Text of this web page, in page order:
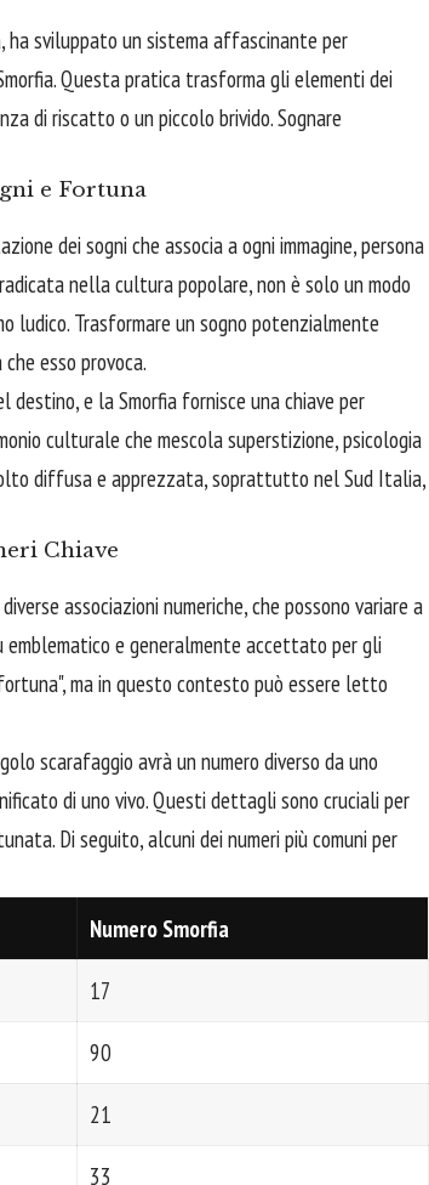
sviluppato un sistema affascinante per
Questa pratica trasforma gli elementi dei
di riscatto o un piccolo brivido. Sognare
e Fortuna
dei sogni che associa a ogni immagine, persona
nella cultura popolare, non è solo un modo
ludico. Trasformare un sogno potenzialmente
esso provoca.
destino, e la Smorfia fornisce una chiave per
culturale che mescola superstizione, psicologia
diffusa e apprezzata, soprattutto nel Sud Italia,
Chiave
associazioni numeriche, che possono variare a
emblematico e generalmente accettato per gli
ma in questo contesto può essere letto
scarafaggio avrà un numero diverso da uno
di uno vivo. Questi dettagli sono cruciali per
Di seguito, alcuni dei numeri più comuni per
Numero Smorfia
17
90
21
33